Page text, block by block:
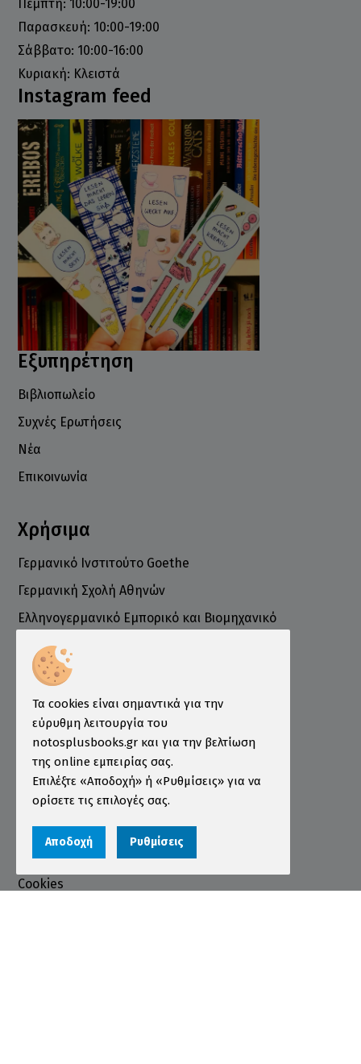
Πέμπτη: 10:00-19:00
Παρασκευή: 10:00-19:00
Σάββατο: 10:00-16:00
Κυριακή: Κλειστά
Instagram feed
Εξυπηρέτηση
Βιβλιοπωλείο
Συχνές Ερωτήσεις
Νέα
Επικοινωνία
Χρήσιμα
Γερμανικό Ινστιτούτο Goethe
Γερμανική Σχολή Αθηνών
Ελληνογερμανικό Εμπορικό και Βιομηχανικό
Ινστιτούτο ÖSD Ελλάδας
Πληροφορίες
Τρόποι Παραγγελίας
Τρόποι Πληρωμής
Τρόποι Αποστολής
Εγγύηση - Επιστροφές
Όροι χρήσης
Προστασία Προσωπικών Δεδομένων
Cookies
Τα cookies είναι σημαντικά για την
εύρυθμη λειτουργία του
notosplusbooks.gr και για την βελτίωση
της online εμπειρίας σας.
Επιλέξτε «Αποδοχή» ή «Ρυθμίσεις» για να
ορίσετε τις επιλογές σας.
Αποδοχή Ρυθμίσεις